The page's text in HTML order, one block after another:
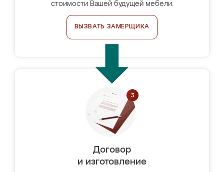
стоимости Вашей будущей мебели.
ВЫЗВАТЬ ЗАМЕРЩИКА
Договор
и изготовление